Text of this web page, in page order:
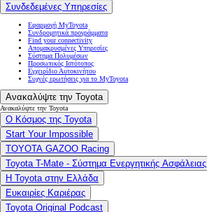
Συνδεδεμένες Υπηρεσίες
Εφαρμογή MyToyota
Συνδρομητικά προγράμματα
Find your connectivity
Απομακρυσμένες Υπηρεσίες
Σύστημα Πολυμέσων
Προσωπικός Ιστότοπος
Εγχειρίδιο Αυτοκινήτου
Συχνές ερωτήσεις για το MyToyota
Ανακαλύψτε την Toyota
Ανακαλύψτε την Toyota
Ο Κόσμος της Toyota
Start Your Impossible
TOYOTA GAZOO Racing
Toyota T-Mate - Σύστημα Ενεργητικής Ασφάλειας
Η Toyota στην Ελλάδα
Ευκαιρίες Καριέρας
Toyota Original Podcast